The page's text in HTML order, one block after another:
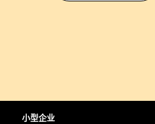
小型企业